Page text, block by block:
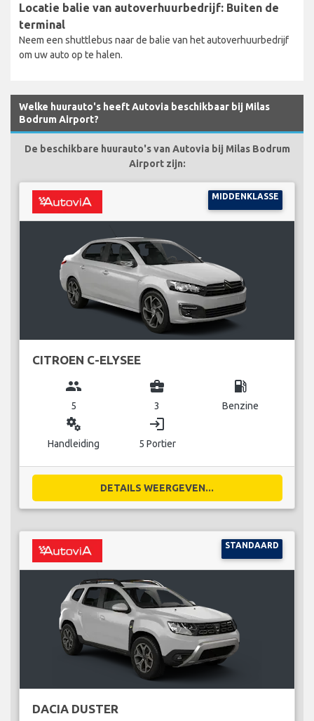
Locatie balie van autoverhuurbedrijf: Buiten de
terminal
Neem een shuttlebus naar de balie van het autoverhuurbedrijf
om uw auto op te halen.
Welke huurauto's heeft Autovia beschikbaar bij Milas
Bodrum Airport?
De beschikbare huurauto's van Autovia bij Milas Bodrum
Airport zijn:
MIDDENKLASSE
CITROEN C-ELYSEE
group
5
business_center
3
local_gas_station
Benzine
miscellaneous_services
Handleiding
login
5 Portier
DETAILS WEERGEVEN...
STANDAARD
DACIA DUSTER